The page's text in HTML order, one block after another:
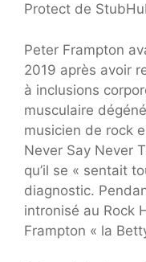
Protect de
Peter Frampton
2019 après avoir
à inclusions
musculaire
musicien de rock
Never Say Never
qu’il se « sentait
diagnostic.
intronisé au Rock
Frampton « la